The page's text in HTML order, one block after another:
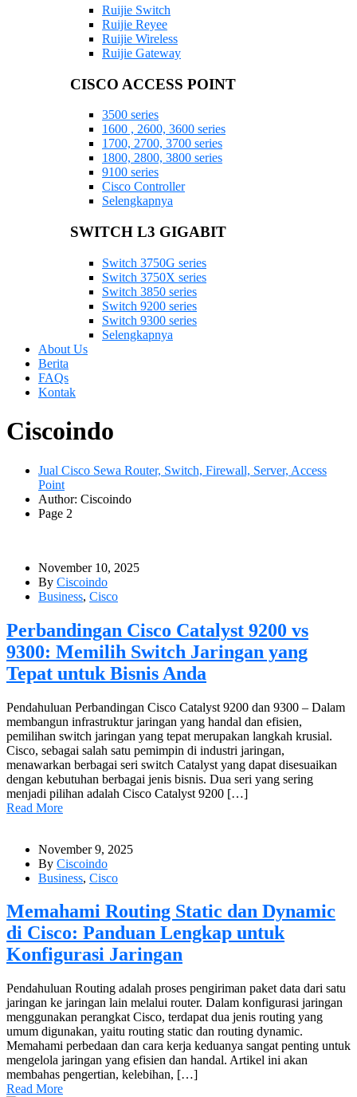
Ruijie Switch
Ruijie Reyee
Ruijie Wireless
Ruijie Gateway
CISCO ACCESS POINT
3500 series
1600 , 2600, 3600 series
1700, 2700, 3700 series
1800, 2800, 3800 series
9100 series
Cisco Controller
Selengkapnya
SWITCH L3 GIGABIT
Switch 3750G series
Switch 3750X series
Switch 3850 series
Switch 9200 series
Switch 9300 series
Selengkapnya
About Us
Berita
FAQs
Kontak
Ciscoindo
Jual Cisco Sewa Router, Switch, Firewall, Server, Access
Point
Author: Ciscoindo
Page 2
November 10, 2025
By Ciscoindo
Business, Cisco
Perbandingan Cisco Catalyst 9200 vs
9300: Memilih Switch Jaringan yang
Tepat untuk Bisnis Anda
Pendahuluan Perbandingan Cisco Catalyst 9200 dan 9300 – Dalam
membangun infrastruktur jaringan yang handal dan efisien,
pemilihan switch jaringan yang tepat merupakan langkah krusial.
Cisco, sebagai salah satu pemimpin di industri jaringan,
menawarkan berbagai seri switch Catalyst yang dapat disesuaikan
dengan kebutuhan berbagai jenis bisnis. Dua seri yang sering
menjadi pilihan adalah Cisco Catalyst 9200 […]
Read More
November 9, 2025
By Ciscoindo
Business, Cisco
Memahami Routing Static dan Dynamic
di Cisco: Panduan Lengkap untuk
Konfigurasi Jaringan
Pendahuluan Routing adalah proses pengiriman paket data dari satu
jaringan ke jaringan lain melalui router. Dalam konfigurasi jaringan
menggunakan perangkat Cisco, terdapat dua jenis routing yang
umum digunakan, yaitu routing static dan routing dynamic.
Memahami perbedaan dan cara kerja keduanya sangat penting untuk
mengelola jaringan yang efisien dan handal. Artikel ini akan
membahas pengertian, kelebihan, […]
Read More